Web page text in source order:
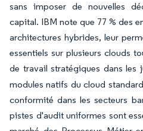
sans imposer de nouvelles
capital. IBM note que 77 % des
architectures hybrides, leur
essentiels sur plusieurs clouds
de travail stratégiques dans les
modules natifs du cloud
conformité dans les secteurs
pistes d'audit uniformes sont